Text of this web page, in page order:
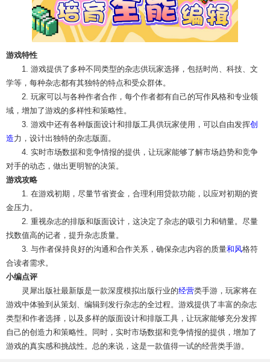
游戏特性
1. 游戏提供了多种不同类型的杂志供玩家选择，包括时尚、科技、文
学等，每种杂志都有其独特的特点和受众群体。
2. 玩家可以与各种作者合作，每个作者都有自己的写作风格和专业领
域，增加了游戏的多样性和策略性。
3. 游戏中还有各种版面设计和排版工具供玩家使用，可以自由发挥创
造力，设计出独特的杂志版面。
4. 实时市场数据和竞争情报的提供，让玩家能够了解市场趋势和竞争
对手的动态，做出更明智的决策。
游戏攻略
1. 在游戏初期，尽量节省资金，合理利用贷款功能，以应对初期的资
金压力。
2. 重视杂志的排版和版面设计，这决定了杂志的吸引力和销量。尽量
找数值高的记者，提升杂志质量。
3. 与作者保持良好的沟通和合作关系，确保杂志内容的质量和风格符
合读者需求。
小编点评
灵犀出版社最新版是一款深度模拟出版行业的经营类手游，玩家将在
游戏中体验到从策划、编辑到发行杂志的全过程。游戏提供了丰富的杂志
类型和作者选择，以及多样的版面设计和排版工具，让玩家能够充分发挥
自己的创造力和策略性。同时，实时市场数据和竞争情报的提供，增加了
游戏的真实感和挑战性。总的来说，这是一款值得一试的经营类手游。